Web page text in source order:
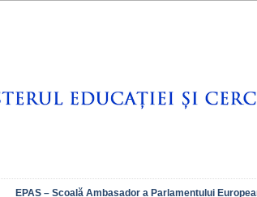
EPAS – Scoală Ambasador a Parlamentului